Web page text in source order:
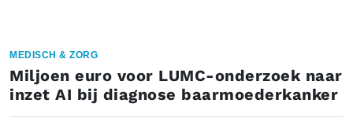
MEDISCH & ZORG
Miljoen euro voor LUMC-onderzoek naar
inzet AI bij diagnose baarmoederkanker